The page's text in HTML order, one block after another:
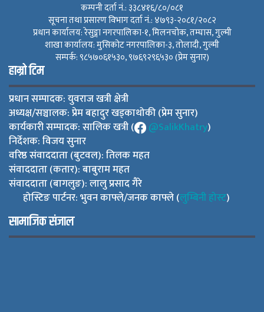
कम्पनी दर्ता नं.: ३३८४१६/८०/०८१
सूचना तथा प्रसारण विभाग दर्ता नं.: ४७९३-२०८१/२०८२
प्रधान कार्यालय: रेसुङ्गा नगरपालिका-१, मिलनचोक, तम्घास, गुल्मी
शाखा कार्यालय: मुसिकोट नगरपालिका-३, तोलादी, गुल्मी
सम्पर्क: ९८५७०६१५३०, ९७६९२९६५३० (प्रेम सुनार)
हाम्रो टिम
प्रधान सम्पादक: युवराज खत्री क्षेत्री
अध्यक्ष/सञ्चालक: प्रेम बहादुर खड्काथोकी (प्रेम सुनार)
कार्यकारी सम्पादक: सालिक खत्री (
@SalikKhatry)
निर्देशक: विजय सुनार
वरिष्ठ संवाददाता (बुटवल): तिलक महत
संवाददाता (कतार): बाबुराम महत
संवाददाता (बागलुङ): लालु प्रसाद गैरे
होस्टिङ पार्टनर: भुवन काफ्ले/जनक काफ्ले (लुम्बिनी होस्ट)
सामाजिक संजाल